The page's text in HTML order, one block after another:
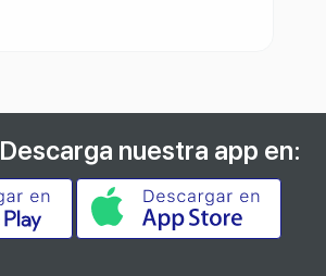
Descarga nuestra app en: